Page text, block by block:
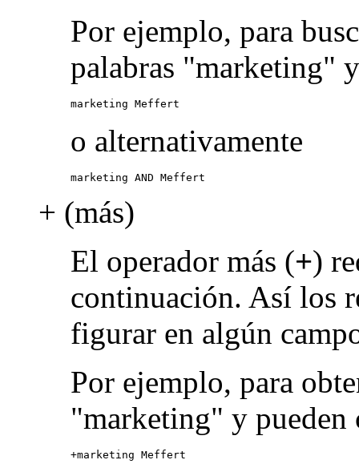
Por ejemplo, para
palabras "marketing"
marketing Meffert
o alternativamente
marketing AND Meffert
+ (más)
El operador más (+)
continuación. Así los
figurar en algún
Por ejemplo, para
"marketing" y
+marketing Meffert